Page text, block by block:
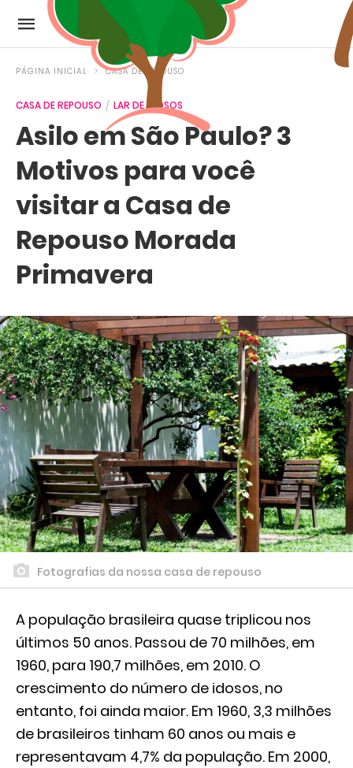
PÁGINA INICIAL CASA DE REPOUSO
CASA DE REPOUSO LAR DE IDOSOS
Asilo em São Paulo? 3
Motivos para você
visitar a Casa de
Repouso Morada
Primavera
Fotografias da nossa casa de repouso
A população brasileira quase triplicou nos
últimos 50 anos. Passou de 70 milhões, em
1960, para 190,7 milhões, em 2010. O
crescimento do número de idosos, no
entanto, foi ainda maior. Em 1960, 3,3 milhões
de brasileiros tinham 60 anos ou mais e
representavam 4,7% da população. Em 2000,